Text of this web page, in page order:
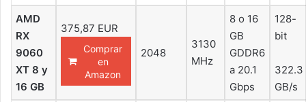
AMD
RX
9060
XT 8 y
16 GB
375,87 EUR
Comprar
en
Amazon
2048
3130
MHz
8 o 16
GB
GDDR6
a 20.1
Gbps
128-
bit
322.3
GB/s